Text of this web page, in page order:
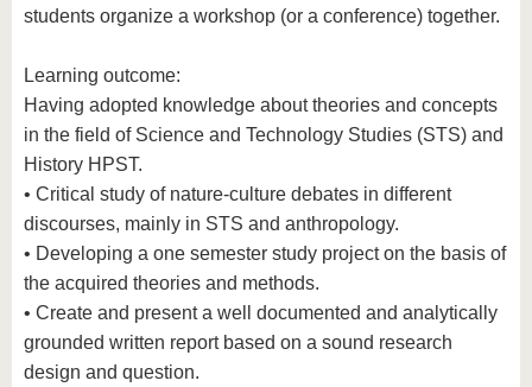
students organize a workshop (or a conference) together.
Learning outcome:
Having adopted knowledge about theories and concepts
in the field of Science and Technology Studies (STS) and
History HPST.
• Critical study of nature-culture debates in different
discourses, mainly in STS and anthropology.
• Developing a one semester study project on the basis of
the acquired theories and methods.
• Create and present a well documented and analytically
grounded written report based on a sound research
design and question.